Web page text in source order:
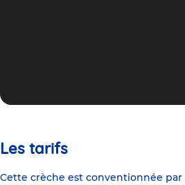
Les tarifs
Cette crèche est conventionnée par